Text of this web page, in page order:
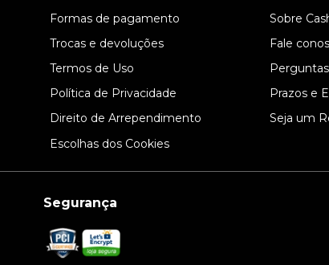
Formas de pagamento
Trocas e devoluções
Termos de Uso
Política de Privacidade
Direito de Arrependimento
Escolhas dos Cookies
Sobre
Fale
Prazos e
Seja um
Segurança